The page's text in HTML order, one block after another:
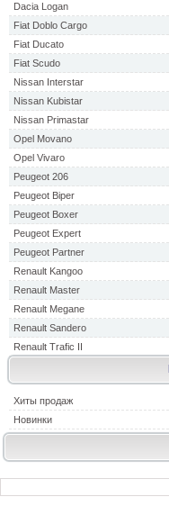
Dacia Logan
Fiat Doblo Cargo
Fiat Ducato
Fiat Scudo
Nissan Interstar
Nissan Kubistar
Nissan Primastar
Opel Movano
Opel Vivaro
Peugeot 206
Peugeot Biper
Peugeot Boxer
Peugeot Expert
Peugeot Partner
Renault Kangoo
Renault Master
Renault Megane
Renault Sandero
Renault Trafic II
Хиты продаж
Новинки